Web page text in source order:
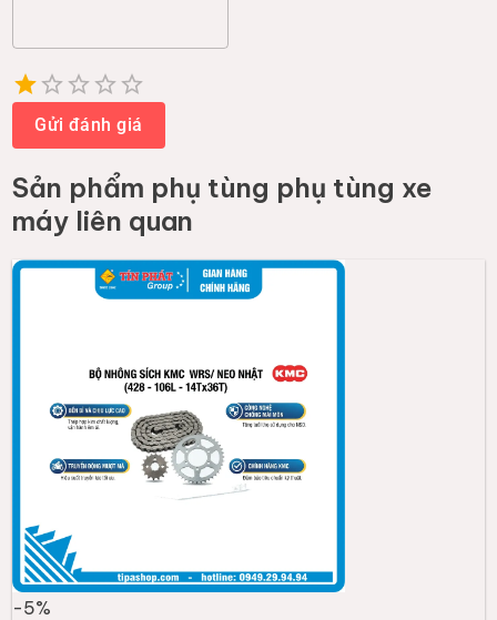
1 Star
2 Stars
3 Stars
4 Stars
5 Stars
Gửi đánh giá
Sản phẩm phụ tùng phụ tùng xe
máy liên quan
-5%